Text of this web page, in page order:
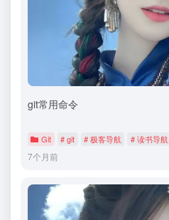
git常用命令
Git # git # 极客导航 # 读书导航
7个月前